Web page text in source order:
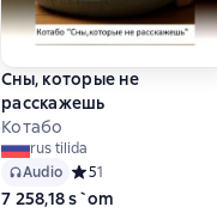
Сны, которые не
расскажешь
Котабо
rus tilida
Audio Средний рейтинг 5
51
7 258,18 s`om